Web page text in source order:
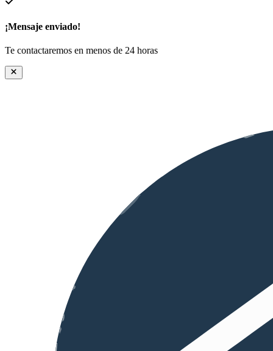
¡Mensaje enviado!
Te contactaremos en menos de 24 horas